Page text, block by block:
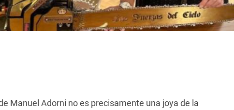
Manuel Adorni no es precisamente una joya de la